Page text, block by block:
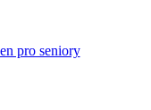
pro seniory